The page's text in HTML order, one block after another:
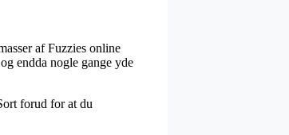
af Fuzzies online
endda nogle gange yde
forud for at du